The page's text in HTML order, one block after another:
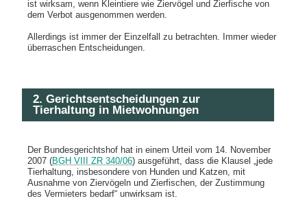
ist wirksam, wenn Kleintiere wie Ziervögel und Zierfische von
dem Verbot ausgenommen werden.
Allerdings ist immer der Einzelfall zu betrachten. Immer wieder
überraschen Entscheidungen.
2. Gerichtsentscheidungen zur
Tierhaltung in Mietwohnungen
Der Bundesgerichtshof hat in einem Urteil vom 14. November
2007 (BGH VIII ZR 340/06) ausgeführt, dass die Klausel „jede
Tierhaltung, insbesondere von Hunden und Katzen, mit
Ausnahme von Ziervögeln und Zierfischen, der Zustimmung
des Vermieters bedarf“ unwirksam ist.